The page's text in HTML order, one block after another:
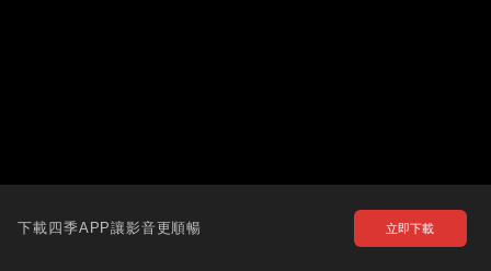
下載四季APP讓影音更順暢 立即下載